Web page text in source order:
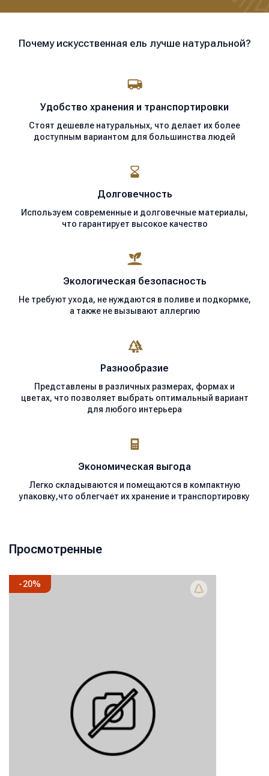
Почему искусственная ель лучше натуральной?
Удобство хранения и транспортировки
Стоят дешевле натуральных, что делает их более
доступным вариантом для большинства людей
Долговечность
Используем современные и долговечные материалы,
что гарантирует высокое качество
Экологическая безопасность
Не требуют ухода, не нуждаются в поливе и подкормке,
а также не вызывают аллергию
Разнообразие
Представлены в различных размерах, формах и
цветах, что позволяет выбрать оптимальный вариант
для любого интерьера
Экономическая выгода
Легко складываются и помещаются в компактную
упаковку,что облегчает их хранение и транспортировку
Просмотренные
-20%